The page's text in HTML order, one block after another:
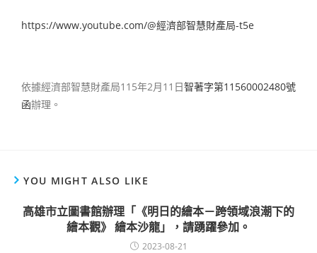
https://www.youtube.com/@經濟部智慧財產局-t5e
依據經濟部智慧財產局115年2月11日智著字第11560002480號
函辦理。
YOU MIGHT ALSO LIKE
高雄市立圖書館辦理「《明日的繪本－跨領域浪潮下的
繪本觀》 繪本沙龍」，請踴躍參加。
2023-08-21